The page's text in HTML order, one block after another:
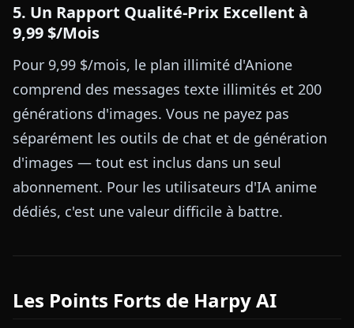
5. Un Rapport Qualité-Prix Excellent à
9,99 $/Mois
Pour 9,99 $/mois, le plan illimité d'Anione
comprend des messages texte illimités et 200
générations d'images. Vous ne payez pas
séparément les outils de chat et de génération
d'images — tout est inclus dans un seul
abonnement. Pour les utilisateurs d'IA anime
dédiés, c'est une valeur difficile à battre.
Les Points Forts de Harpy AI